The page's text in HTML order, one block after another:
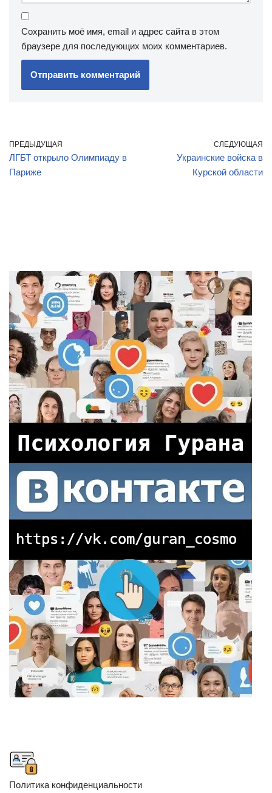
Сохранить моё имя, email и адрес сайта в этом
браузере для последующих моих комментариев.
ПРЕДЫДУЩАЯ
ЛГБТ открыло Олимпиаду в
Париже
СЛЕДУЮЩАЯ
Украинские войска в
Курской области
Политика конфиденциальности